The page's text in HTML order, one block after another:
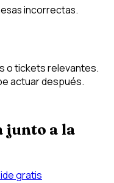
incorrectas.
o tickets relevantes.
actuar después.
junto a la
gratis